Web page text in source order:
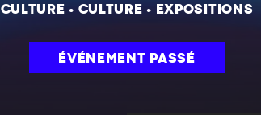
CULTURE • CULTURE • EXPOSITIONS
ÉVÉNEMENT PASSÉ